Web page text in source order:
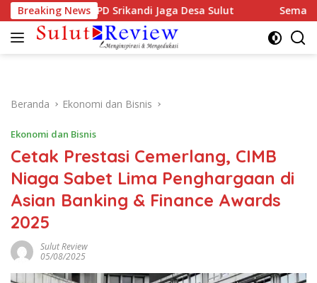
Langsung
ke
konten
Breaking News
Musda DPD Srikandi Jaga Desa Sulut Semarak
Beranda Ekonomi dan Bisnis
Ekonomi dan Bisnis
Cetak Prestasi Cemerlang, CIMB
Niaga Sabet Lima Penghargaan di
Asian Banking & Finance Awards
2025
Sulut Review
05/08/2025